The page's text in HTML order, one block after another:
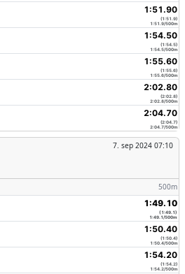
1:51.90
(1:51.9)
1:51.9/500m
1:54.50
(1:54.5)
1:54.5/500m
1:55.60
(1:55.6)
1:55.6/500m
2:02.80
(2:02.8)
2:02.8/500m
2:04.70
(2:04.7)
2:04.7/500m
7. sep 2024 07:10
500m
1:49.10
(1:49.1)
1:49.1/500m
1:50.40
(1:50.4)
1:50.4/500m
1:54.20
(1:54.2)
1:54.2/500m